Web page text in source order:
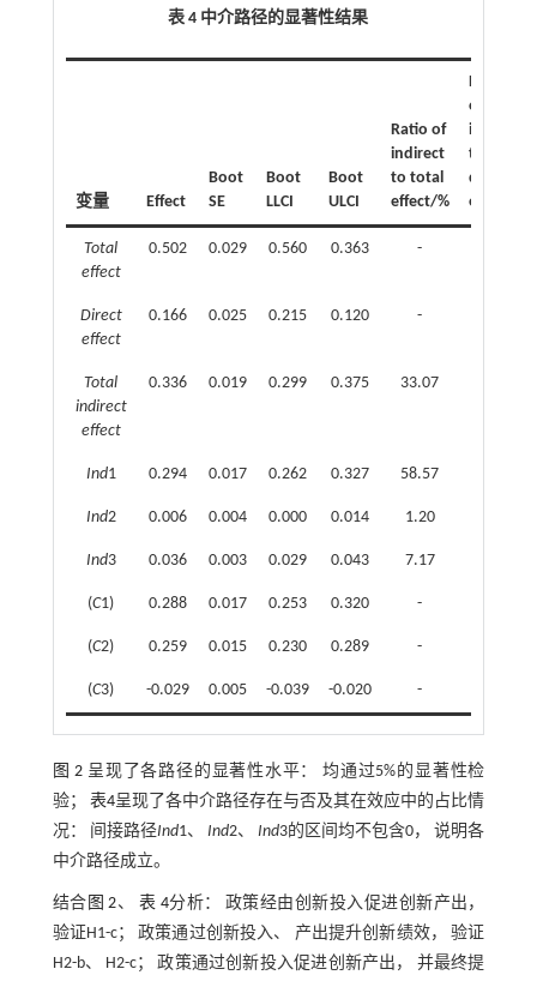
表 4 中介路径的显著性结果
变量 Effect
Boot
SE
Boot
LLCI
Boot
ULCI
Ratio of
indirect
to total
effect/%
Ratio
of
indirect
to
direct
effct/%
Total
effect
0.502 0.029 0.560 0.363 -
Direct
effect
0.166 0.025 0.215 0.120 -
Total
indirect
effect
0.336 0.019 0.299 0.375 33.07
Ind1 0.294 0.017 0.262 0.327 58.57
Ind2 0.006 0.004 0.000 0.014 1.20
Ind3 0.036 0.003 0.029 0.043 7.17
(C1) 0.288 0.017 0.253 0.320 -
(C2) 0.259 0.015 0.230 0.289 -
(C3) -0.029 0.005 -0.039 -0.020 -
图 2 呈现了各路径的显著性水平： 均通过5%的显著性检
验； 表4呈现了各中介路径存在与否及其在效应中的占比情
况： 间接路径Ind1、 Ind2、 Ind3的区间均不包含0， 说明各
中介路径成立。
结合 图 2、 表 4分析： 政策经由创新投入促进创新产出，
验证H1-c； 政策通过创新投入、 产出提升创新绩效， 验证
H2-b、 H2-c； 政策通过创新投入促进创新产出， 并最终提